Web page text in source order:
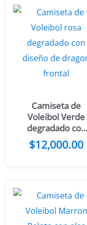
Camiseta de
Voleibol Verde
degradado con
diseño de
dragon frontal
$12,000.00